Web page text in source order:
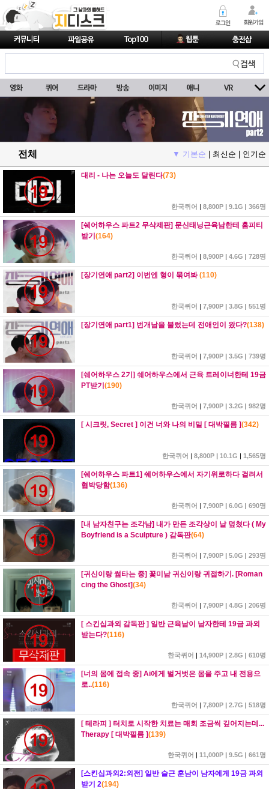
전체 ▼ 기본순 최신순 인기순
대리 - 나는 오늘도 달린다(73)
한국퀴어 | 8,800P | 9.1G | 366명
[쉐어하우스 파트2 무삭제판] 문신태닝근육남한테 홈피티
받기 (164)
한국퀴어 | 8,900P | 4.6G | 728명
[장기연애 part2] 이번엔 형이 묶여봐(110)
한국퀴어 | 7,900P | 3.8G | 551명
[장기연애 part1] 번개남을 불렀는데 전애인이 왔다?(138)
한국퀴어 | 7,900P | 3.5G | 739명
[쉐어하우스 2기] 쉐어하우스에서 근육 트레이너한테 19금
PT받기 (190)
한국퀴어 | 7,900P | 3.2G | 982명
[ 시크릿, Secret ] 이건 너와 나의 비밀 [ 대박필름 ](342)
한국퀴어 | 8,800P | 10.1G | 1,565명
[쉐어하우스 파트1] 쉐어하우스에서 자기위로하다 걸려서
협박당함(136)
한국퀴어 | 7,900P | 6.0G | 690명
[내 남자친구는 조각남] 내가 만든 조각상이 날 덮쳤다 ( My
Boyfriend is a Sculpture ) 감독판(64)
한국퀴어 | 7,900P | 5.0G | 293명
[귀신이랑 썸타는 중] 꽃미남 귀신이랑 귀접하기. [Roman
cing the Ghost](34)
한국퀴어 | 7,900P | 4.8G | 206명
[ 스킨십과외 감독판 ] 일반 근육남이 남자한테 19금 과외
받는다?(116)
한국퀴어 | 14,900P | 2.8G | 610명
[너의 몸에 접속 중] Ai에게 벌거벗은 몸을 주고 내 전용으
로..(116)
한국퀴어 | 7,800P | 2.7G | 518명
[ 테라피 ] 터치로 시작한 치료는 매회 조금씩 깊어지는데...
Therapy [ 대박필름 ](139)
한국퀴어 | 11,000P | 9.5G | 661명
[스킨십과외2:외전] 일반 슬근 훈남이 남자에게 19금 과외
받기 2(194)